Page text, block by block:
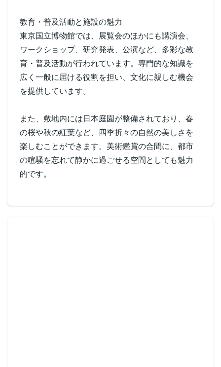
教育・普及活動と施設の魅力
東京国立博物館では、展覧会のほかにも講演会、
ワークショップ、研究発表、公演など、多彩な教
育・普及活動が行われています。専門的な知識を
広く一般に届ける役割を担い、文化に親しむ機会
を提供しています。
また、敷地内には日本庭園が整備されており、春
の桜や秋の紅葉など、四季折々の自然の美しさを
楽しむことができます。美術鑑賞の合間に、都市
の喧騒を忘れて静かに過ごせる空間としても魅力
的です。